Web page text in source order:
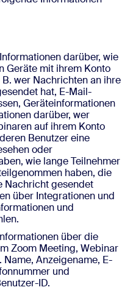
Informationen darüber, wie
Geräte mit ihrem Konto
wer Nachrichten an ihre
hat, E-Mail-
Geräteinformationen
darüber, wer
auf ihrem Konto
Benutzer eine
oder
wie lange Teilnehmer
haben, die
Nachricht gesendet
über Integrationen und
und
über die
Zoom Meeting, Webinar
Name, Anzeigename, E-
und
ID.